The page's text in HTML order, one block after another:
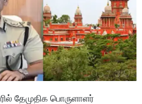
தேமுதிக பொருளாளர்